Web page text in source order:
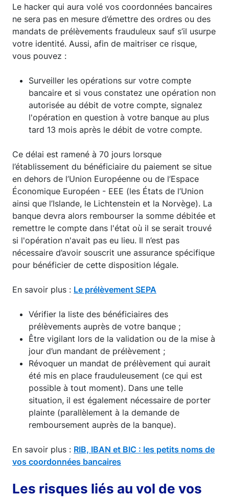
Le hacker qui aura volé vos coordonnées bancaires
ne sera pas en mesure d’émettre des ordres ou des
mandats de prélèvements frauduleux sauf s’il usurpe
votre identité. Aussi, afin de maitriser ce risque,
vous pouvez :
Surveiller les opérations sur votre compte
bancaire et si vous constatez une opération non
autorisée au débit de votre compte, signalez
l'opération en question à votre banque au plus
tard 13 mois après le débit de votre compte.
Ce délai est ramené à 70 jours lorsque
l’établissement du bénéficiaire du paiement se situe
en dehors de l’Union Européenne ou de l’Espace
Économique Européen - EEE (les États de l’Union
ainsi que l’Islande, le Lichtenstein et la Norvège). La
banque devra alors rembourser la somme débitée et
remettre le compte dans l'état où il se serait trouvé
si l'opération n'avait pas eu lieu. Il n’est pas
nécessaire d’avoir souscrit une assurance spécifique
pour bénéficier de cette disposition légale.
En savoir plus : Le prélèvement SEPA
Vérifier la liste des bénéficiaires des
prélèvements auprès de votre banque ;
Être vigilant lors de la validation ou de la mise à
jour d’un mandant de prélèvement ;
Révoquer un mandat de prélèvement qui aurait
été mis en place frauduleusement (ce qui est
possible à tout moment). Dans une telle
situation, il est également nécessaire de porter
plainte (parallèlement à la demande de
remboursement auprès de la banque).
En savoir plus : RIB, IBAN et BIC : les petits noms de
vos coordonnées bancaires
Les risques liés au vol de vos